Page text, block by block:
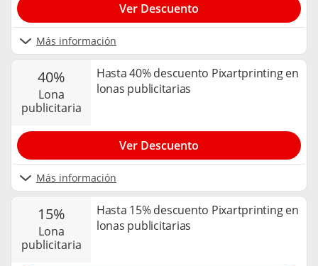
Más información
Ver Descuento
40%
lona
publicitaria
Hasta 40% descuento Pixartprinting en
lonas publicitarias
Más información
Ver Descuento
15%
lona
publicitaria
Hasta 15% descuento Pixartprinting en
lonas publicitarias